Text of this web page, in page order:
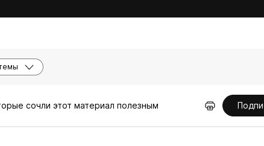
сочли этот материал полезным